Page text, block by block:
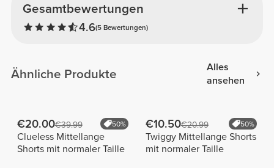
Gesamtbewertungen
4.6(5 Bewertungen)
Ähnliche Produkte
Alles
ansehen
€20.00€39.99 50%
Clueless Mittellange
Shorts mit normaler Taille
€10.50€20.99 50%
Twiggy Mittellange Shorts
mit normaler Taille